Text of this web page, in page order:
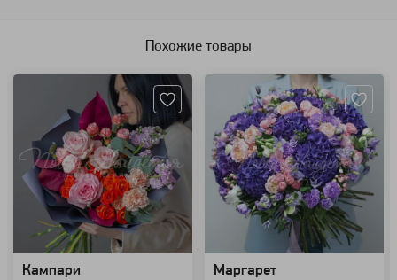
Похожие товары
Кампари Маргарет